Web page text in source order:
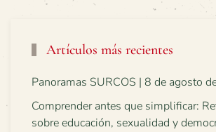
Artículos más recientes
Panoramas SURCOS | 8 de agosto
Comprender antes que simplificar:
sobre educación, sexualidad y